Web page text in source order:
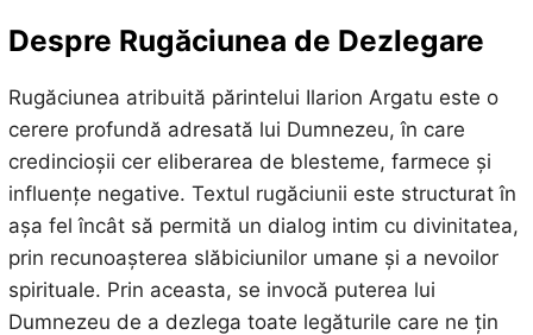
Despre Rugăciunea de Dezlegare
Rugăciunea atribuită părintelui Ilarion Argatu este o
cerere profundă adresată lui Dumnezeu, în care
credincioșii cer eliberarea de blesteme, farmece și
influențe negative. Textul rugăciunii este structurat în
așa fel încât să permită un dialog intim cu divinitatea,
prin recunoașterea slăbiciunilor umane și a nevoilor
spirituale. Prin aceasta, se invocă puterea lui
Dumnezeu de a dezlega toate legăturile care ne țin